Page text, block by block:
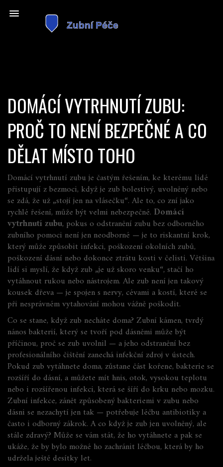
DOMÁCÍ VYTRHNUTÍ ZUBU:
PROČ TO NENÍ BEZPEČNÉ A CO
DĚLAT MÍSTO TOHO
Domácí vytrhnutí zubu je častým řešením, ke kterému lidé
přistupují z bezmoci, když je zub bolestivý, uvolněný nebo
se zdá, že už „stojí jen na vlásečku“. Ale to, co zní jako
rychlé řešení, může být velmi nebezpečné. Domácí
vytrhnutí zubu, pokus o odstranění zubu bez odborného
zubního pomoci není jen neodborné — je to riskantní krok,
který může způsobit infekci, poškození okolních zubů,
poškození dásní nebo dokonce ztrátu kosti v čelisti. Většina
lidí si myslí, že když zub „je už skoro venku“, stačí ho
vytáhnout rukou nebo nástrojem. Ale zub není jen takový
kousek dřeva — je spojen s nervy, cévami a kostí, které se
při nesprávném vytahování mohou vážně poškodit.
Co se stane, když zub necháte doma? Zubní kámen, tvrdý
nános bakterií, který se tvoří pod dásněmi může být
příčinou, proč se zub uvolnil — a jeho odstranění bez
profesionálního čištění zanechá infekční zdroj v ústech.
Pokud zub vytáhnete doma, zůstane část kořene, bakterie se
rozšíří do dásní, a můžete mít hnis, otok, vysokou teplotu
nebo i rozšířenou infekci, která se šíří do krku nebo mozku.
Zubní infekce, zánět způsobený bakteriemi v zubu nebo
dásni se nezachytí jen tak — potřebuje léčbu antibiotiky a
často i odborný zákrok. A co když je zub jen uvolněný, ale
stále zdravý? Může se vám stát, že ho vytáhnete a pak se
ukáže, že by bylo možné ho zachránit léčbou, která by ho
udržela ještě desítky let.